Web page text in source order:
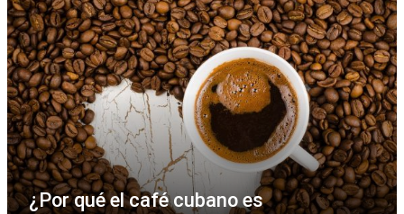
¿Por qué el café cubano es